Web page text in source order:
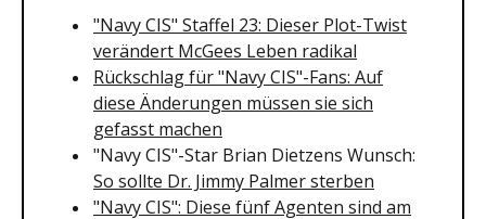
"Navy CIS" Staffel 23: Dieser Plot-Twist
verändert McGees Leben radikal
Rückschlag für "Navy CIS"-Fans: Auf
diese Änderungen müssen sie sich
gefasst machen
"Navy CIS"-Star Brian Dietzens Wunsch:
So sollte Dr. Jimmy Palmer sterben
"Navy CIS": Diese fünf Agenten sind am